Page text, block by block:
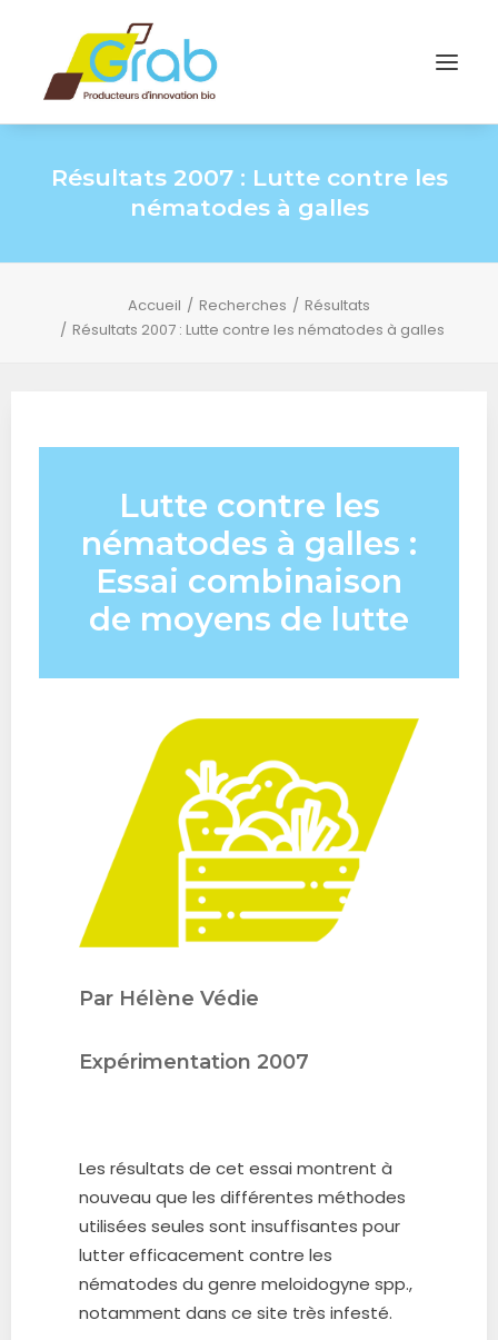
Résultats 2007 : Lutte contre les
nématodes à galles
Accueil Recherches
Résultats
Résultats 2007 : Lutte contre les nématodes à galles
Lutte contre les
nématodes à galles :
Essai combinaison
de moyens de lutte
Par Hélène Védie
Expérimentation 2007
Les résultats de cet essai montrent à
nouveau que les différentes méthodes
utilisées seules sont insuffisantes pour
lutter efficacement contre les
nématodes du genre meloidogyne spp.,
notamment dans ce site très infesté.